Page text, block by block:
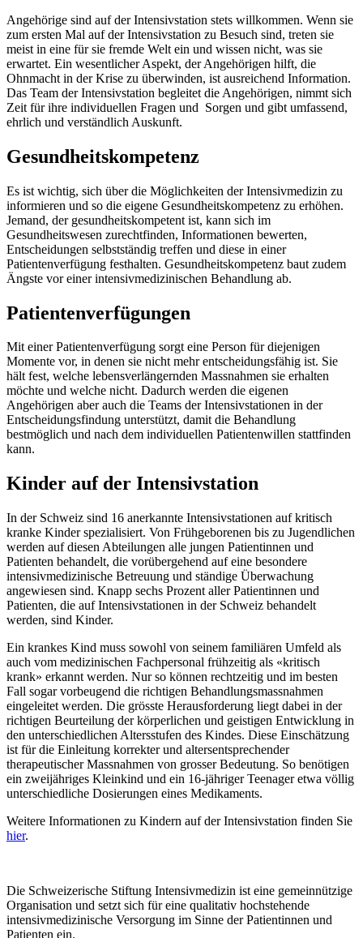
Angehörige sind auf der Intensivstation stets willkommen. Wenn sie
zum ersten Mal auf der Intensivstation zu Besuch sind, treten sie
meist in eine für sie fremde Welt ein und wissen nicht, was sie
erwartet. Ein wesentlicher Aspekt, der Angehörigen hilft, die
Ohnmacht in der Krise zu überwinden, ist ausreichend Information.
Das Team der Intensivstation begleitet die Angehörigen, nimmt sich
Zeit für ihre individuellen Fragen und Sorgen und gibt umfassend,
ehrlich und verständlich Auskunft.
Gesundheitskompetenz
Es ist wichtig, sich über die Möglichkeiten der Intensivmedizin zu
informieren und so die eigene Gesundheitskompetenz zu erhöhen.
Jemand, der gesundheitskompetent ist, kann sich im
Gesundheitswesen zurechtfinden, Informationen bewerten,
Entscheidungen selbstständig treffen und diese in einer
Patientenverfügung festhalten. Gesundheitskompetenz baut zudem
Ängste vor einer intensivmedizinischen Behandlung ab.
Patientenverfügungen
Mit einer Patientenverfügung sorgt eine Person für diejenigen
Momente vor, in denen sie nicht mehr entscheidungsfähig ist. Sie
hält fest, welche lebensverlängernden Massnahmen sie erhalten
möchte und welche nicht. Dadurch werden die eigenen
Angehörigen aber auch die Teams der Intensivstationen in der
Entscheidungsfindung unterstützt, damit die Behandlung
bestmöglich und nach dem individuellen Patientenwillen stattfinden
kann.
Kinder auf der Intensivstation
In der Schweiz sind 16 anerkannte Intensivstationen auf kritisch
kranke Kinder spezialisiert. Von Frühgeborenen bis zu Jugendlichen
werden auf diesen Abteilungen alle jungen Patientinnen und
Patienten behandelt, die vorübergehend auf eine besondere
intensivmedizinische Betreuung und ständige Überwachung
angewiesen sind. Knapp sechs Prozent aller Patientinnen und
Patienten, die auf Intensivstationen in der Schweiz behandelt
werden, sind Kinder.
Ein krankes Kind muss sowohl von seinem familiären Umfeld als
auch vom medizinischen Fachpersonal frühzeitig als «kritisch
krank» erkannt werden. Nur so können rechtzeitig und im besten
Fall sogar vorbeugend die richtigen Behandlungsmassnahmen
eingeleitet werden. Die grösste Herausforderung liegt dabei in der
richtigen Beurteilung der körperlichen und geistigen Entwicklung in
den unterschiedlichen Altersstufen des Kindes. Diese Einschätzung
ist für die Einleitung korrekter und altersentsprechender
therapeutischer Massnahmen von grosser Bedeutung. So benötigen
ein zweijähriges Kleinkind und ein 16-jähriger Teenager etwa völlig
unterschiedliche Dosierungen eines Medikaments.
Weitere Informationen zu Kindern auf der Intensivstation finden Sie
hier.
Die Schweizerische Stiftung Intensivmedizin ist eine gemeinnützige
Organisation und setzt sich für eine qualitativ hochstehende
intensivmedizinische Versorgung im Sinne der Patientinnen und
Patienten ein.